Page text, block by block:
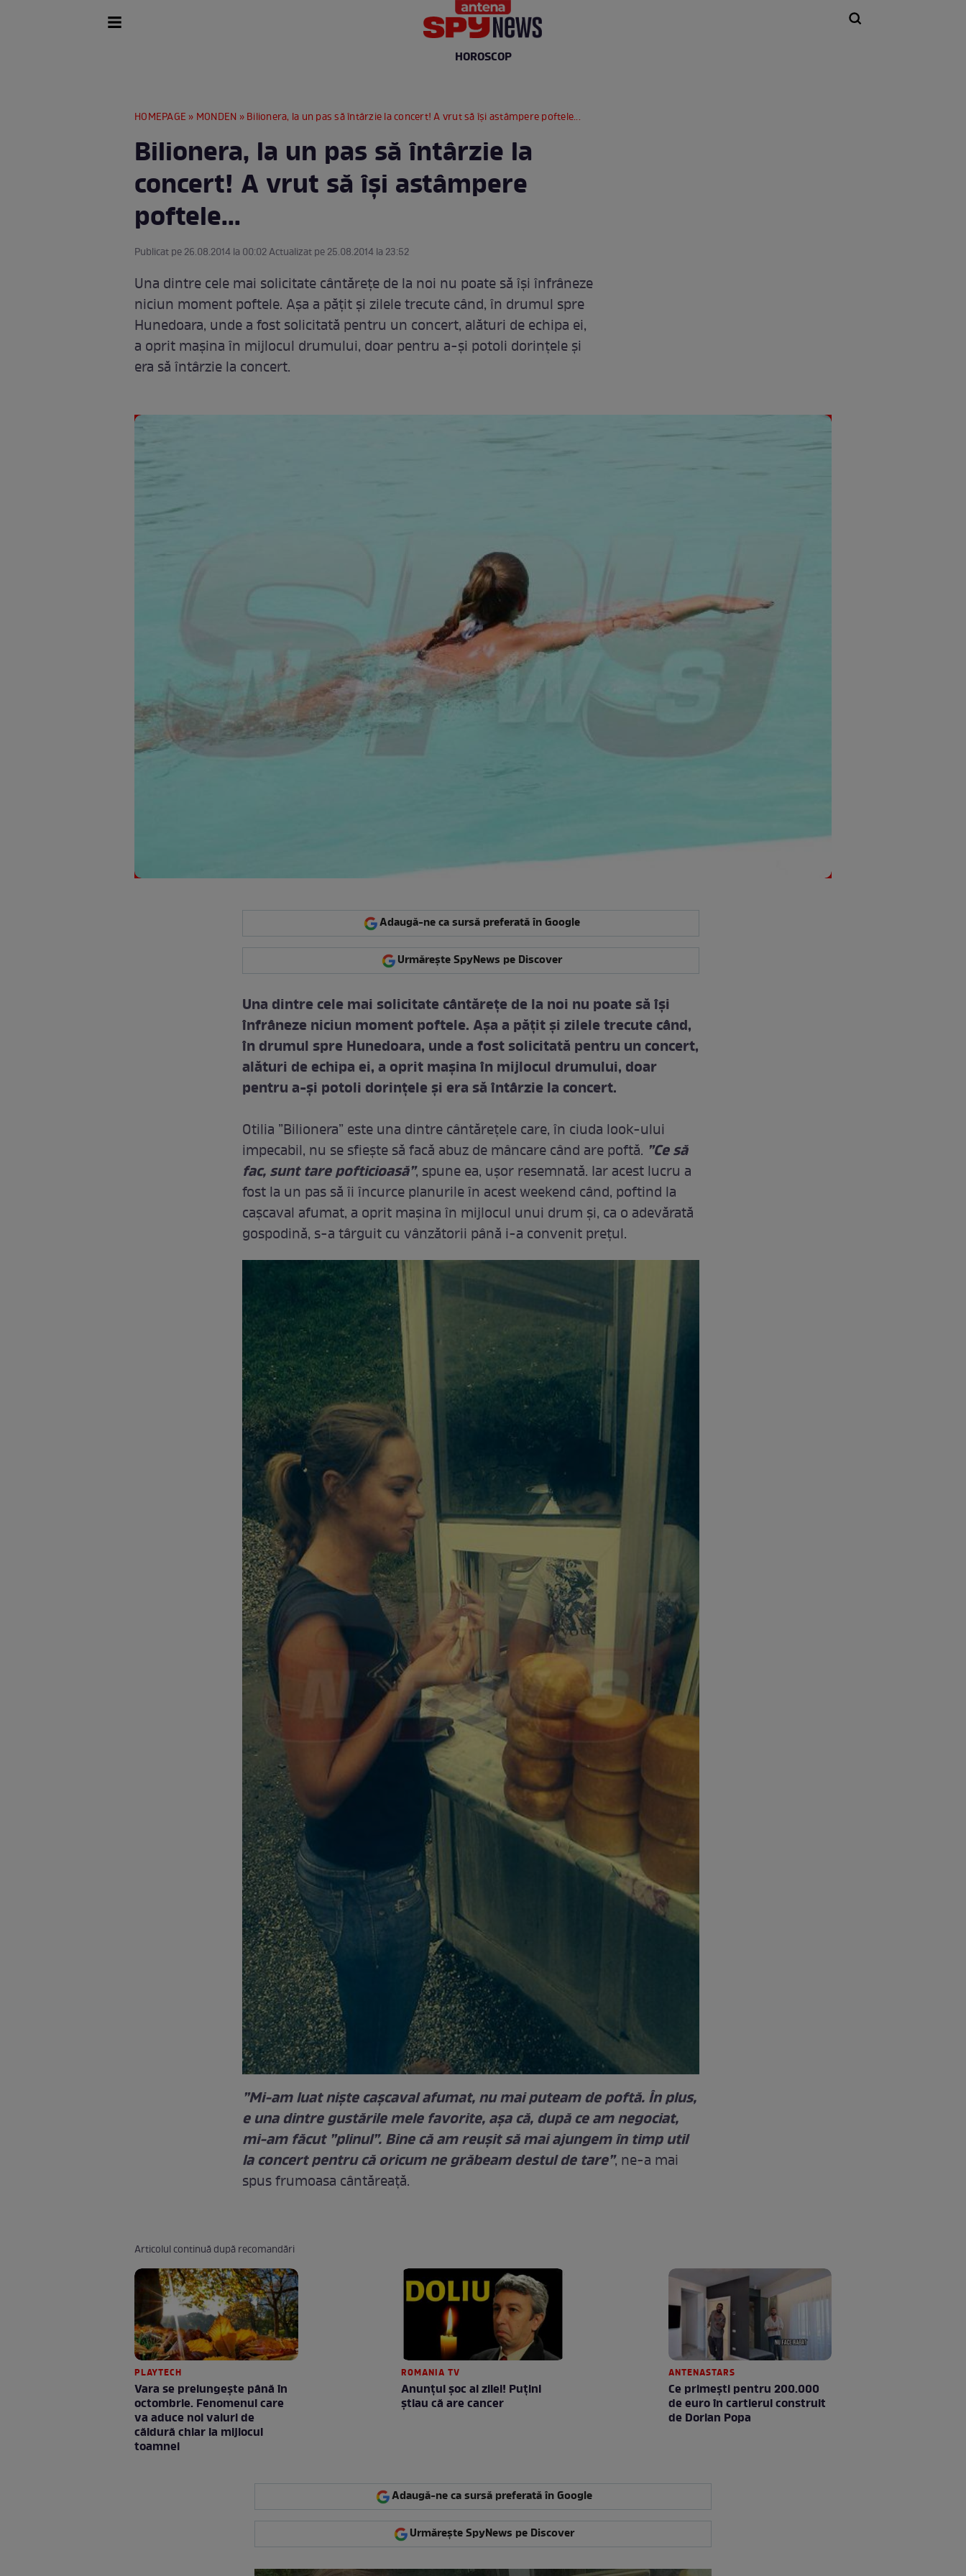
HOROSCOP
HOMEPAGE » MONDEN » Bilionera, la un pas să întârzie la concert! A vrut să îşi astâmpere poftele...
Bilionera, la un pas să întârzie la
concert! A vrut să îşi astâmpere
poftele...
Publicat pe 26.08.2014 la 00:02 Actualizat pe 25.08.2014 la 23:52
Una dintre cele mai solicitate cântărețe de la noi nu poate să își înfrâneze
niciun moment poftele. Așa a pățit și zilele trecute când, în drumul spre
Hunedoara, unde a fost solicitată pentru un concert, alături de echipa ei,
a oprit mașina în mijlocul drumului, doar pentru a-și potoli dorințele și
era să întârzie la concert.
Adaugă-ne ca sursă preferată în Google
Urmărește SpyNews pe Discover
Una dintre cele mai solicitate cântărețe de la noi nu poate să își
înfrâneze niciun moment poftele. Așa a pățit și zilele trecute când,
în drumul spre Hunedoara, unde a fost solicitată pentru un concert,
alături de echipa ei, a oprit mașina în mijlocul drumului, doar
pentru a-și potoli dorințele și era să întârzie la concert.
Otilia ”Bilionera” este una dintre cântărețele care, în ciuda look-ului
impecabil, nu se sfiește să facă abuz de mâncare când are poftă. ”Ce să
fac, sunt tare pofticioasă”, spune ea, ușor resemnată. Iar acest lucru a
fost la un pas să îi încurce planurile în acest weekend când, poftind la
cașcaval afumat, a oprit mașina în mijlocul unui drum și, ca o adevărată
gospodină, s-a târguit cu vânzătorii până i-a convenit prețul.
”Mi-am luat niște cașcaval afumat, nu mai puteam de poftă. În plus,
e una dintre gustările mele favorite, așa că, după ce am negociat,
mi-am făcut ”plinul”. Bine că am reușit să mai ajungem în timp util
la concert pentru că oricum ne grăbeam destul de tare”, ne-a mai
spus frumoasa cântăreață.
Articolul continuă după recomandări
PLAYTECH
Vara se prelungeşte până în
octombrie. Fenomenul care
va aduce noi valuri de
căldură chiar la mijlocul
toamnei
ROMANIA TV
Anunţul şoc al zilei! Puţini
ştiau că are cancer
ANTENASTARS
Ce primești pentru 200.000
de euro în cartierul construit
de Dorian Popa
Adaugă-ne ca sursă preferată în Google
Urmărește SpyNews pe Discover